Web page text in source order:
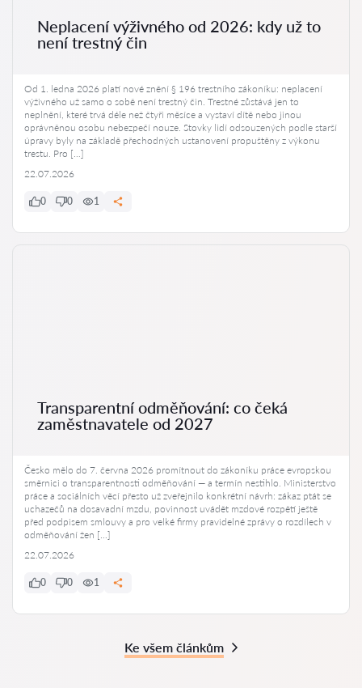
Neplacení výživného od 2026: kdy už to
není trestný čin
Od 1. ledna 2026 platí nové znění § 196 trestního zákoníku: neplacení
výživného už samo o sobě není trestný čin. Trestné zůstává jen to
neplnění, které trvá déle než čtyři měsíce a vystaví dítě nebo jinou
oprávněnou osobu nebezpečí nouze. Stovky lidí odsouzených podle starší
úpravy byly na základě přechodných ustanovení propuštěny z výkonu
trestu. Pro […]
22.07.2026
0 0 1
Transparentní odměňování: co čeká
zaměstnavatele od 2027
Česko mělo do 7. června 2026 promítnout do zákoníku práce evropskou
směrnici o transparentnosti odměňování — a termín nestihlo. Ministerstvo
práce a sociálních věcí přesto už zveřejnilo konkrétní návrh: zákaz ptát se
uchazečů na dosavadní mzdu, povinnost uvádět mzdové rozpětí ještě
před podpisem smlouvy a pro velké firmy pravidelné zprávy o rozdílech v
odměňování žen […]
22.07.2026
0 0 1
Ke všem článkům